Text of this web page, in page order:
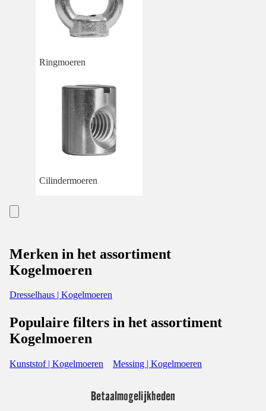
Ringmoeren
Cilindermoeren
Merken in het assortiment
Kogelmoeren
Dresselhaus | Kogelmoeren
Populaire filters in het assortiment
Kogelmoeren
Kunststof | Kogelmoeren Messing | Kogelmoeren
Betaalmogelijkheden